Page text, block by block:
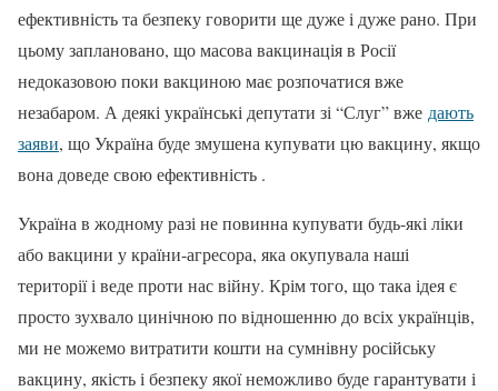
ефективність та безпеку говорити ще дуже і дуже рано. При
цьому заплановано, що масова вакцинація в Росії
недоказовою поки вакциною має розпочатися вже
незабаром. А деякі українські депутати зі “Слуг” вже дають
заяви, що Україна буде змушена купувати цю вакцину, якщо
вона доведе свою ефективність .
Україна в жодному разі не повинна купувати будь-які ліки
або вакцини у країни-агресора, яка окупувала наші
території і веде проти нас війну. Крім того, що така ідея є
просто зухвало цинічною по відношенню до всіх українців,
ми не можемо витратити кошти на сумнівну російську
вакцину, якість і безпеку якої неможливо буде гарантувати і